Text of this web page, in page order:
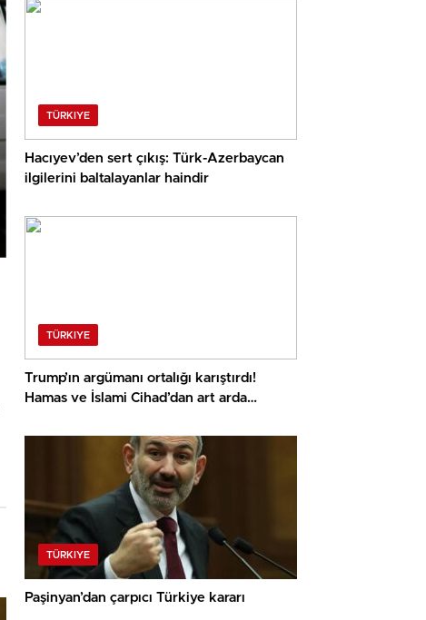
TÜRKIYE
Hacıyev’den sert çıkış: Türk-Azerbaycan
ilgilerini baltalayanlar haindir
TÜRKIYE
Trump’ın argümanı ortalığı karıştırdı!
Hamas ve İslami Cihad’dan art arda
TÜRKIYE
Paşinyan’dan çarpıcı Türkiye kararı